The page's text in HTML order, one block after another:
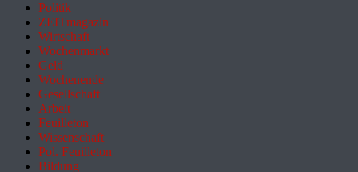
Politik
ZEITmagazin
Wirtschaft
Wochenmarkt
Geld
Wochenende
Gesellschaft
Arbeit
Feuilleton
Wissenschaft
Pol. Feuilleton
Bildung